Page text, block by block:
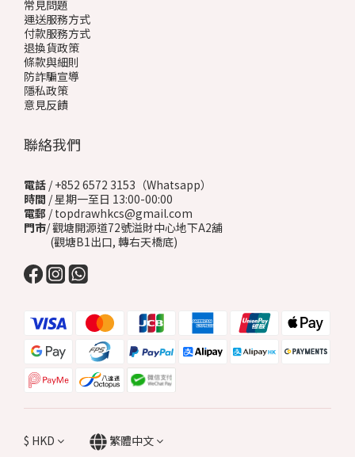
常見問題
運送服務方式
付款服務方式
退換貨政策
條款與細則
防詐騙宣導
隱私政策
意見反饋
聯絡我們
電話 / +852 6572 3153（Whatsapp）
時間 / 星期一至日 13:00-00:00
電郵 / topdrawhkcs@gmail.com
門市/ 觀塘開源道72號溢財中心地下A2舖
(觀塘B1出口, 轉右天橋底)
$ HKD 繁體中文